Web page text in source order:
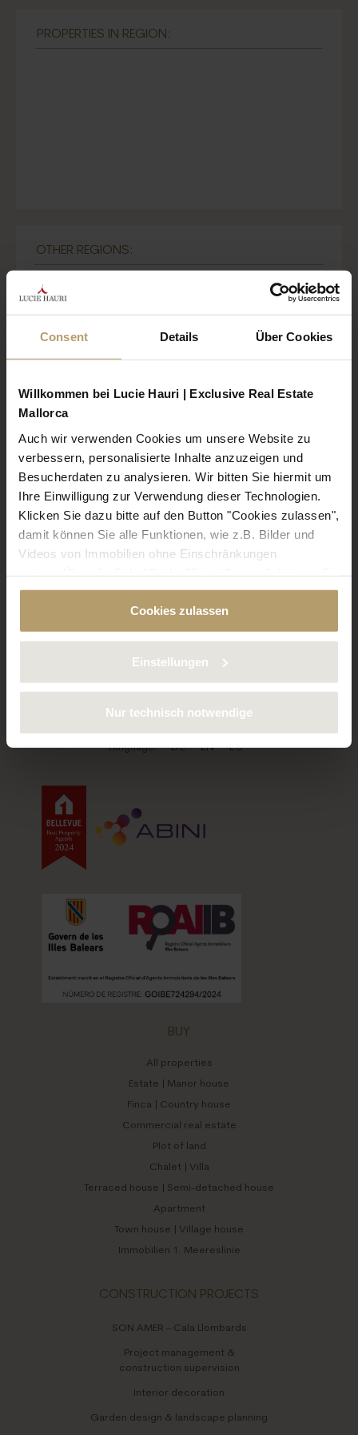
Consent Details Über Cookies
Willkommen bei Lucie Hauri | Exclusive Real Estate
Mallorca
Auch wir verwenden Cookies um unsere Website zu
verbessern, personalisierte Inhalte anzuzeigen und
Besucherdaten zu analysieren. Wir bitten Sie hiermit um
Ihre Einwilligung zur Verwendung dieser Technologien.
Klicken Sie dazu bitte auf den Button "Cookies zulassen",
damit können Sie alle Funktionen, wie z.B. Bilder und
Videos von Immobilien ohne Einschränkungen
bestimmte Cookies und Technologien gezielt
deaktivieren. Weitere Informationen über die von uns
verwendeten Cookies finden Sie in unserer
Cookies zulassen
Einstellungen
Nur technisch notwendige
PROPERTIES IN REGION:
OTHER REGIONS:
Alquería Blanca
Artà
Cala Murada
Cala Ratjada
Calonge
Campos
Cas Concos
Es Carritxo
Felanitx
Llucmajor
Manacor
Porto Petro
Sa Ràpita
Son Macia
View all
07650 Santanyi
info@lucie-hauri.com
Language: DE EN ES
BUY
All properties
Estate | Manor house
Finca | Country house
Commercial real estate
Plot of land
Chalet | Villa
Terraced house | Semi-detached house
Apartment
Town house | Village house
Immobilien 1. Meereslinie
CONSTRUCTION PROJECTS
SON AMER – Cala Llombards
Project management &
construction supervision
Interior decoration
Garden design & landscape planning